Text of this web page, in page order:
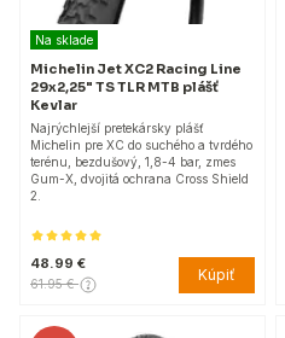
Na sklade
Michelin Jet XC2 Racing Line
29x2,25" TS TLR MTB plášť
Kevlar
Najrýchlejší pretekársky plášť
Michelin pre XC do suchého a tvrdého
terénu, bezdušový, 1,8-4 bar, zmes
Gum-X, dvojitá ochrana Cross Shield
2.
48.99 €
61.95 € Kúpiť